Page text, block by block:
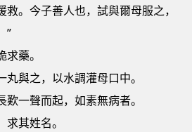
。今子善人也，試與爾母服之，
”
藥。
與之，以水調灌母口中。
一聲而起，如素無病者。
其姓名。